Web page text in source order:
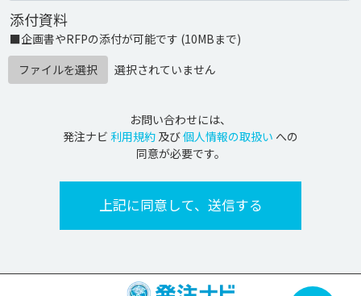
添付資料
■企画書やRFPの添付が可能です (10MBまで)
ファイルを選択
選択されていません
お問い合わせには、
発注ナビ 利用規約 及び個人情報の取扱い への
同意が必要です。